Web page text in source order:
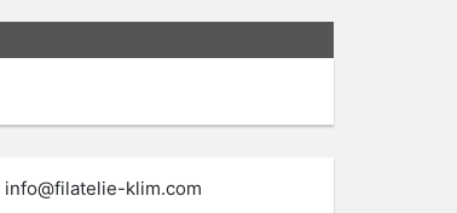
info@filatelie-klim.com